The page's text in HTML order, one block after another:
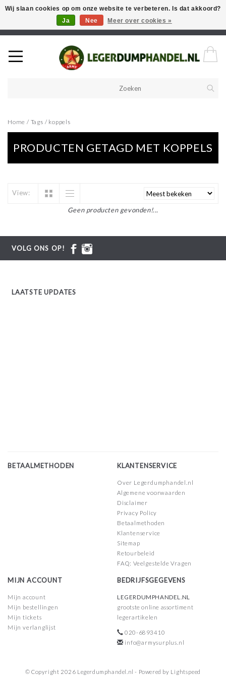
Welkom in onze webshop! Als u een product zoekt en deze niet kan
vinden in de webwinkel, neem vooral contact op!
Home / Tags / koppels
PRODUCTEN GETAGD MET KOPPELS
View:
Geen producten gevonden!...
VOLG ONS OP!
LAATSTE UPDATES
BETAALMETHODEN KLANTENSERVICE
Over Legerdumphandel.nl
Algemene voorwaarden
Disclaimer
Privacy Policy
Betaalmethoden
Klantenservice
Sitemap
Retourbeleid
FAQ: Veelgestelde Vragen
MIJN ACCOUNT
Mijn account
Mijn bestellingen
Mijn tickets
Mijn verlanglijst
BEDRIJFSGEGEVENS
LEGERDUMPHANDEL.NL
grootste online assortiment
legerartikelen
020-6893410
info@armysurplus.nl
© Copyright 2026 Legerdumphandel.nl - Powered by Lightspeed
Wij slaan cookies op om onze website te verbeteren. Is dat akkoord?
Ja
Nee Meer over cookies »